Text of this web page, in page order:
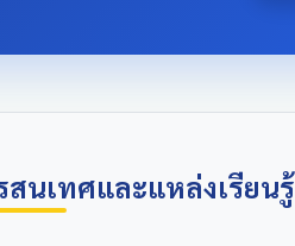
นเทศและแหล่งเรียนรู้